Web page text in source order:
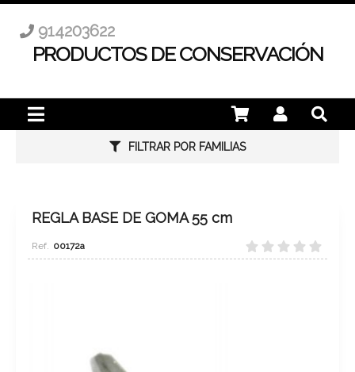
PRODUCTOS DE CONSERVACIÓN
914203622
FILTRAR POR FAMILIAS
REGLA BASE DE GOMA 55 cm
00172a